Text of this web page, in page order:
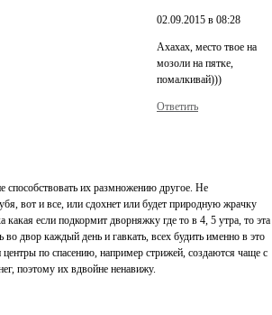
02.09.2015 в 08:28
Ахахах, место твое на
мозоли на пятке,
помалкивай)))
Ответить
способствовать их размножению другое. Не
вот и все, или сдохнет или будет природную жрачку
какая если подкормит дворняжку где то в 4, 5 утра, то эта
во двор каждый день и гавкать, всех будить именно в это
по спасению, например стрижей, создаются чаще с
поэтому их вдвойне ненавижу.